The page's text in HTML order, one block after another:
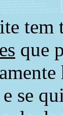
tem
que
se